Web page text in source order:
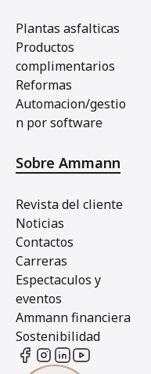
Plantas asfalticas
Productos
complimentarios
Reformas
Automacion/gestio
n por software
Sobre Ammann
Revista del cliente
Noticias
Contactos
Carreras
Espectaculos y
eventos
Ammann financiera
Sostenibilidad